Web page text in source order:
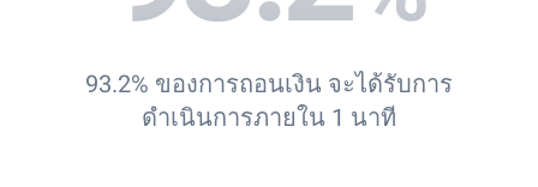
93.2% ของการถอนเงิน จะได้รับการ
ดำเนินการภายใน 1 นาที